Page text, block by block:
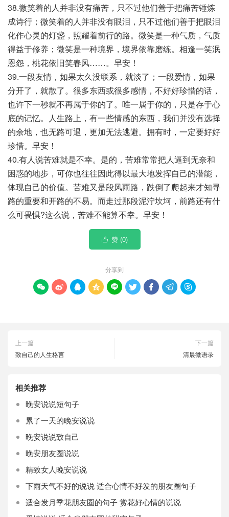
38.微笑着的人并非没有痛苦，只不过他们善于把痛苦锤炼
成诗行；微笑着的人并非没有眼泪，只不过他们善于把眼泪
化作心灵的灯盏，照耀着前行的路。微笑是一种气质，气质
得益于修养；微笑是一种境界，境界依靠磨练。相逢一笑泯
恩怨，桃花依旧笑春风……。早安！
39.一段友情，如果太久没联系，就淡了；一段爱情，如果
分开了，就散了。很多东西或很多感情，不好好珍惜的话，
也许下一秒就不再属于你的了。唯一属于你的，只是存于心
底的记忆。人生路上，有一些情感的东西，我们并没有选择
的余地，也无路可退，更加无法逃避。拥有时，一定要好好
珍惜。早安！
40.有人说苦难就是不幸。是的，苦难常常把人逼到无奈和
困惑的地步，可你也往往因此得以最大地发挥自己的潜能，
体现自己的价值。苦难又是段风雨路，跌倒了爬起来才知寻
路的重要和开路的不易。而走过那段泥泞坎坷，前路还有什
么可畏惧?这么说，苦难不能算不幸。早安！
 赞 (0)
分享到
        
上一篇
致自己的人生格言
下一篇
清晨微语录
相关推荐
晚安说说短句子
累了一天的晚安说说
晚安说说致自己
晚安朋友圈说说
精致女人晚安说说
下雨天气不好的说说 适合心情不好发的朋友圈句子
适合发月季花朋友圈的句子 赏花好心情的说说